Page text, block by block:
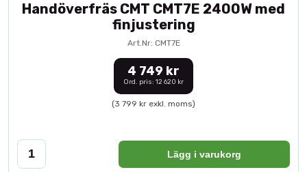
Handöverfräs CMT CMT7E 2400W med
finjustering
Art.Nr: CMT7E
4 749 kr
Ord. pris: 12 620 kr
(3 799 kr exkl. moms)
Lägg i varukorg